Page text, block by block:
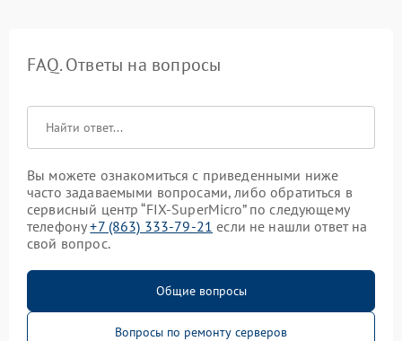
FAQ. Ответы на вопросы
Вы можете ознакомиться с приведенными ниже
часто задаваемыми вопросами, либо обратиться в
сервисный центр “FIX-SuperMicro” по следующему
телефону+7 (863) 333-79-21 если не нашли ответ на
свой вопрос.
Общие вопросы
Вопросы по ремонту серверов